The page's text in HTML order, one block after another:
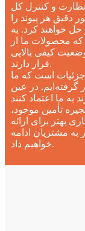
و کنترل کل
دقیق هر پیوند را
خواهند کرد. به
که محصولات ما از
کیفی بالایی
قرار دارند.
است که ما
گرفته‌ایم. در عین
ما اعتماد کنند
تأمین موجود،
بهتر برای ارائه
مشتریان ادامه
خواهیم داد.